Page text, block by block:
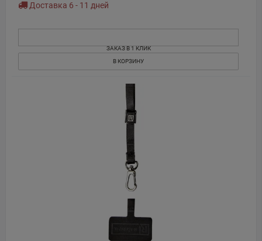
Доставка 6 - 11 дней
ЗАКАЗ В 1 КЛИК
В КОРЗИНУ